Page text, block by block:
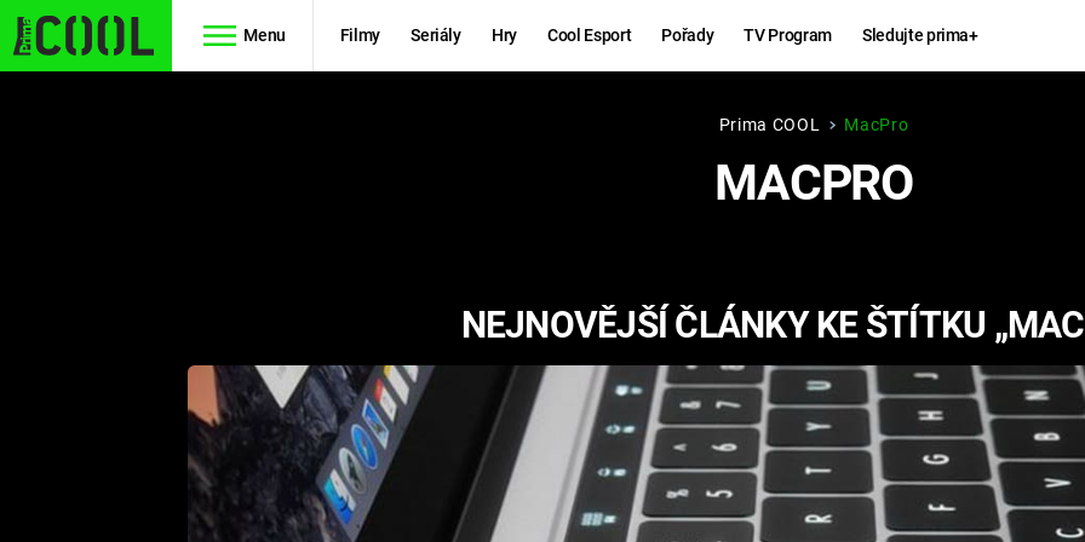
Menu Filmy Seriály Hry Cool Esport Pořady TV Program Sledujte prima+
FUTURAMA
RYCHLE A
ZBĚSILE 10
PREDÁTOR
Hry
KINGDOM
COME:
DELIVERANCE
ESPORT
CHUCK
NORRIS
Prima COOL MacPro
MACPRO
NEJNOVĚJŠÍ ČLÁNKY KE ŠTÍTKU